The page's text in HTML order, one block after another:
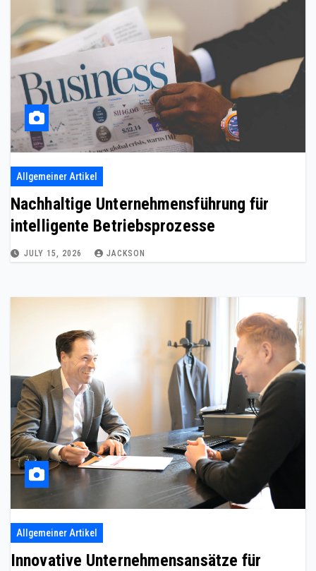
Allgemeiner Artikel
Nachhaltige Unternehmensführung für
intelligente Betriebsprozesse
JULY 15, 2026 JACKSON
Allgemeiner Artikel
Innovative Unternehmensansätze für